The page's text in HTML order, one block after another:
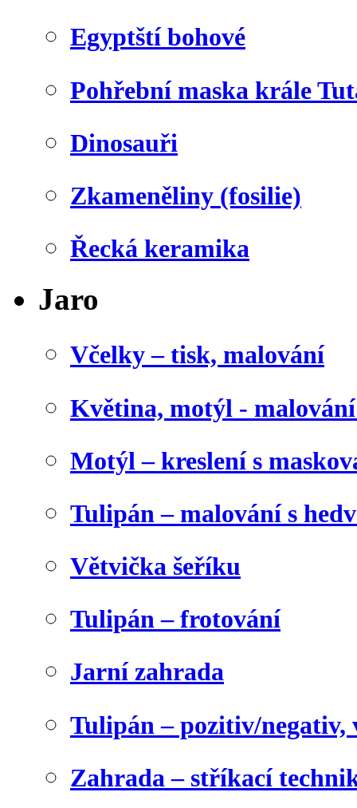
Egyptští bohové
Pohřební maska krále
Dinosauři
Zkameněliny (fosilie)
Řecká keramika
Jaro
Včelky – tisk, malování
Květina, motýl -
Motýl – kreslení s
Tulipán – malování s
Větvička šeříku
Tulipán – frotování
Jarní zahrada
Tulipán – pozitiv/negativ,
Zahrada – stříkací